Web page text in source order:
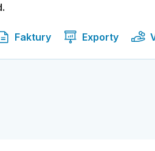
Faktury Exporty